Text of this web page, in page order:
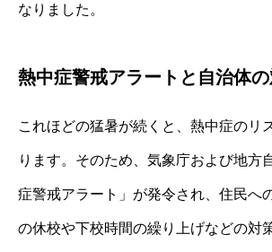
なりました。
熱中症警戒アラートと自治体
これほどの猛暑が続くと、熱中症のリ
ります。そのため、気象庁および地方
症警戒アラート」が発令され、住民へ
の休校や下校時間の繰り上げなどの対